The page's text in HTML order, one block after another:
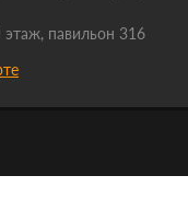
павильон 316